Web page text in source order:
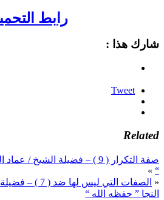
رابط
شارك هذا :
Tweet
Related
صفة التكرار ( 9 ) – فضيلة الشيخ
“
»
«
الصفات التي ليس
النجا ” حفظه الله “